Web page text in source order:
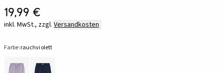
19,99 €
inkl. MwSt., zzgl. Versandkosten
Farbe:rauchviolett